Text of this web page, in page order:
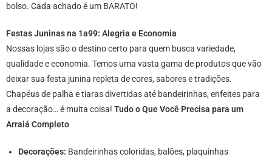
bolso. Cada achado é um BARATO!
Festas Juninas na 1a99: Alegria e Economia
Nossas lojas são o destino certo para quem busca variedade,
qualidade e economia. Temos uma vasta gama de produtos que vão
deixar sua festa junina repleta de cores, sabores e tradições.
Chapéus de palha e tiaras divertidas até bandeirinhas, enfeites para
a decoração… é muita coisa! Tudo o Que Você Precisa para um
Arraiá Completo
Decorações: Bandeirinhas coloridas, balões, plaquinhas